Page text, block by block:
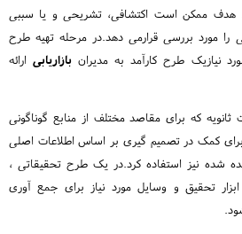
هدف ممکن است اکتشافی، تشریحی و یا سببی
را مورد بررسی قرارمی دهد.در مرحله تهیه طرح
نیازیک طرح کارآمد به مدیران بازاریابیارائه
که برای مقاصد مختلف از منابع گوناگونی
کمک در تصمیم گیری بر اساس اطلاعات اصلی
شده نیز استفاده کرد.در یک طرح تحقیقاتی ،
تحقیق و وسایل مورد نیاز برای جمع آوری